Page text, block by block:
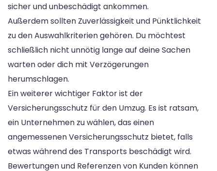
sicher und unbeschädigt ankommen.
Außerdem sollten Zuverlässigkeit und Pünktlichkeit
zu den Auswahlkriterien gehören. Du möchtest
schließlich nicht unnötig lange auf deine Sachen
warten oder dich mit Verzögerungen
herumschlagen.
Ein weiterer wichtiger Faktor ist der
Versicherungsschutz für den Umzug. Es ist ratsam,
ein Unternehmen zu wählen, das einen
angemessenen Versicherungsschutz bietet, falls
etwas während des Transports beschädigt wird.
Bewertungen und Referenzen von Kunden können